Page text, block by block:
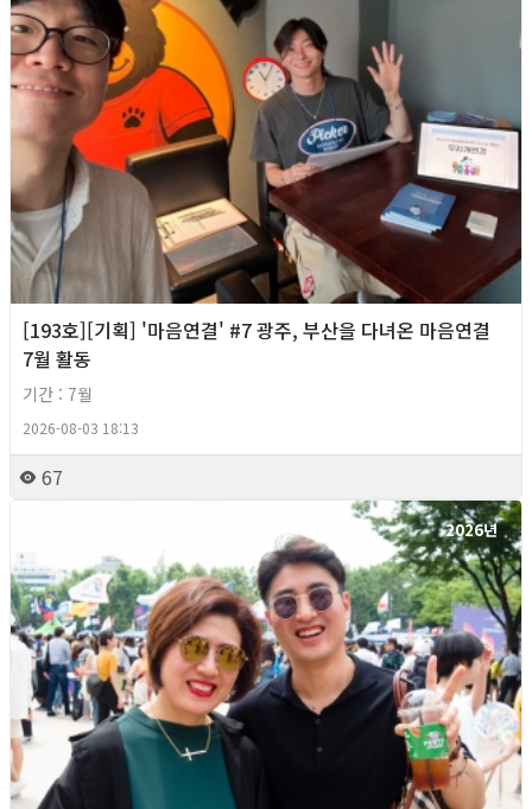
[193호][기획] '마음연결' #7 광주, 부산을 다녀온 마음연결
7월 활동
기간 : 7월
2026-08-03 18:13
67
2026년